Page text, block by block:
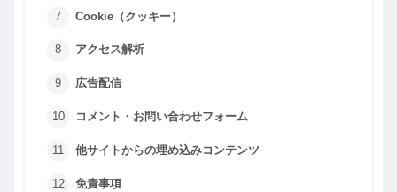
Cookie（クッキー）
アクセス解析
広告配信
コメント・お問い合わせフォーム
他サイトからの埋め込みコンテンツ
免責事項